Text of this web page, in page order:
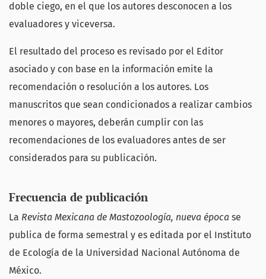
doble ciego, en el que los autores desconocen a los
evaluadores y viceversa.
El resultado del proceso es revisado por el Editor
asociado y con base en la información emite la
recomendación o resolución a los autores. Los
manuscritos que sean condicionados a realizar cambios
menores o mayores, deberán cumplir con las
recomendaciones de los evaluadores antes de ser
considerados para su publicación.
Frecuencia de publicación
La Revista Mexicana de Mastozoología, nueva época se
publica de forma semestral y es editada por el Instituto
de Ecología de la Universidad Nacional Autónoma de
México.